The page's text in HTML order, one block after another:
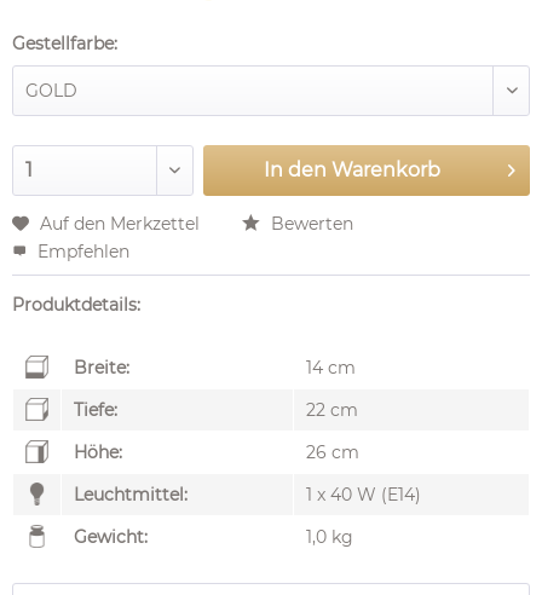
Gestellfarbe:
In den Warenkorb
Auf den Merkzettel
Bewerten
Empfehlen
Produktdetails:
Breite:
14 cm
Tiefe:
22 cm
Höhe:
26 cm
Leuchtmittel:
1 x 40 W (E14)
Gewicht:
1,0 kg